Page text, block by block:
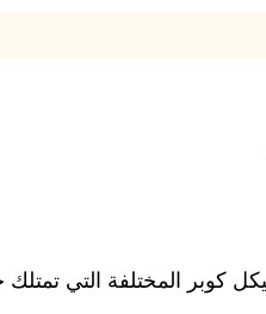
كوبر المختلفة التي